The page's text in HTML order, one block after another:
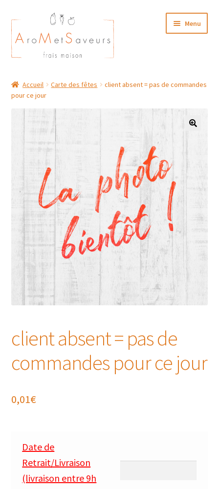
Aller
à
la
navigation
Aller
au
contenu
Menu
Plat du Jour/ Menu Week end
NOS BOUTIQUES
MON COMPTE
Accueil Carte des fêtes
client absent = pas de commandes
pour ce jour
client absent = pas de
commandes pour ce jour
0,01€
Date de
Retrait/Livraison
(livraison entre 9h